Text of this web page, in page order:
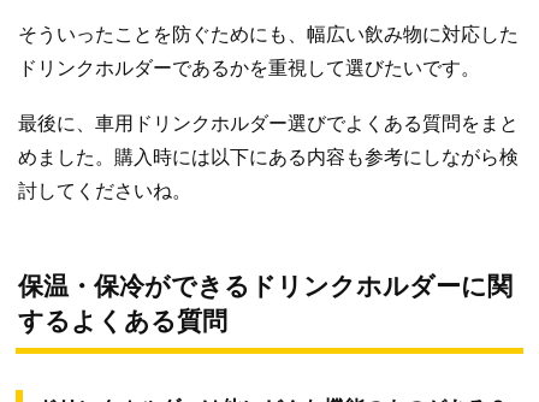
そういったことを防ぐためにも、幅広い飲み物に対応した
ドリンクホルダーであるかを重視して選びたいです。
最後に、車用ドリンクホルダー選びでよくある質問をまと
めました。購入時には以下にある内容も参考にしながら検
討してくださいね。
保温・保冷ができるドリンクホルダーに関
するよくある質問